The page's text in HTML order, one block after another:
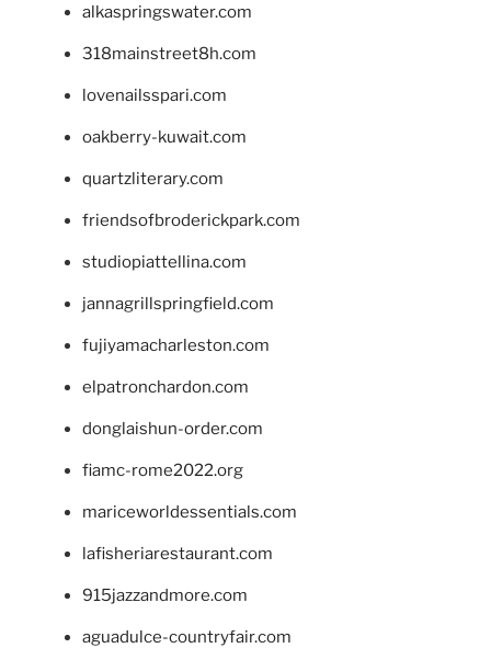
alkaspringswater.com
318mainstreet8h.com
lovenailsspari.com
oakberry-kuwait.com
quartzliterary.com
friendsofbroderickpark.com
studiopiattellina.com
jannagrillspringfield.com
fujiyamacharleston.com
elpatronchardon.com
donglaishun-order.com
fiamc-rome2022.org
mariceworldessentials.com
lafisheriarestaurant.com
915jazzandmore.com
aguadulce-countryfair.com